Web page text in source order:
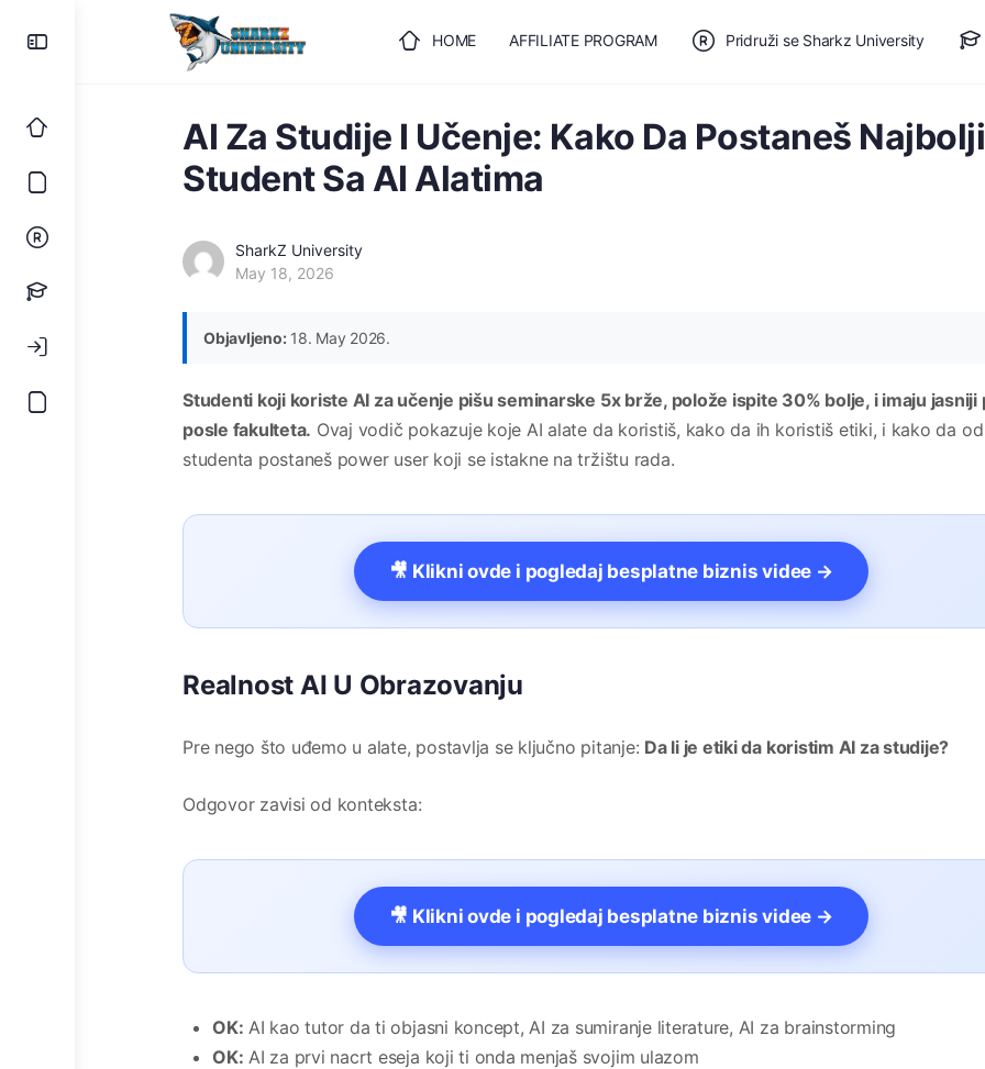
HOME AFFILIATE PROGRAM Pridruži se Sharkz University
ULOGUJTE SE 🎯 BESPLATAN PLAN
AI Za Studije I Učenje: Kako Da Postaneš Najbolji
Student Sa AI Alatima
SharkZ University
May 18, 2026
Objavljeno:18. May 2026.
Studenti koji koriste AI za učenje pišu seminarske 5x brže, polože ispite 30% bolje, i imaju jasniji
posle fakulteta. Ovaj vodič pokazuje koje AI alate da koristiš, kako da ih koristiš etiki, i kako da od
studenta postaneš power user koji se istakne na tržištu rada.
🎥 Klikni ovde i pogledaj besplatne biznis videe →
Realnost AI U Obrazovanju
Pre nego što uđemo u alate, postavlja se ključno pitanje: Da li je etiki da koristim AI za studije?
Odgovor zavisi od konteksta:
🎥 Klikni ovde i pogledaj besplatne biznis videe →
OK: AI kao tutor da ti objasni koncept, AI za sumiranje literature, AI za brainstorming
OK: AI za prvi nacrt eseja koji ti onda menjaš svojim ulazom